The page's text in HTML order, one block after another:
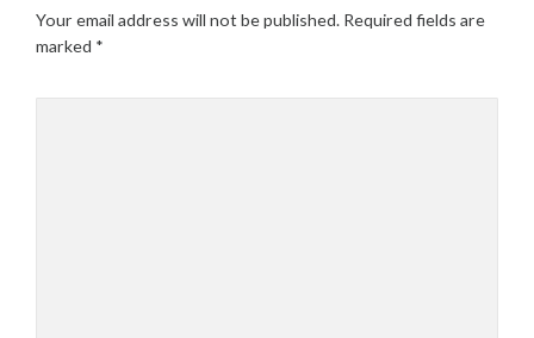
Your email address will not be published. Required fields are
marked *